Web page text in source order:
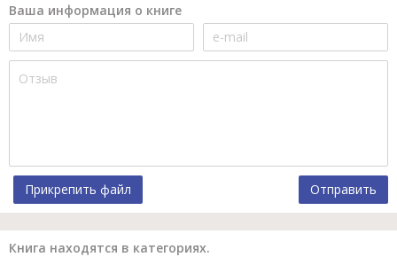
Ваша информация о книге
Прикрепить файл Отправить
Книга находятся в категориях.